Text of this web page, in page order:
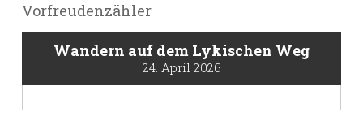
Vorfreudenzähler
Wandern auf dem Lykischen Weg
24. April 2026